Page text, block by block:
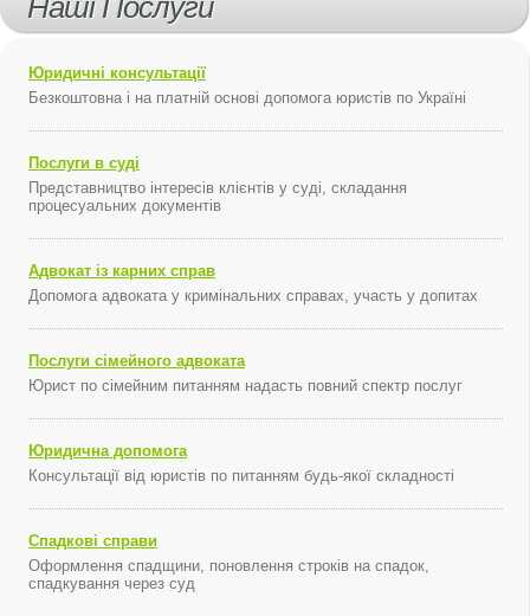
Наші Послуги
Юридичні консультації
Безкоштовна і на платній основі допомога юристів по Україні
Послуги в суді
Представництво інтересів клієнтів у суді, складання
процесуальних документів
Адвокат із карних справ
Допомога адвоката у кримінальних справах, участь у допитах
Послуги сімейного адвоката
Юрист по сімейним питанням надасть повний спектр послуг
Юридична допомога
Консультації від юристів по питанням будь-якої складності
Спадкові справи
Оформлення спадщини, поновлення строків на спадок,
спадкування через суд